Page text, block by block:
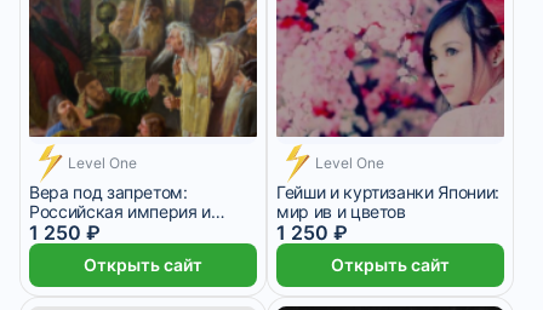
Level One
Вера под запретом:
Российская империя и
культы
1 250 ₽
Открыть сайт
Level One
Гейши и куртизанки Японии:
мир ив и цветов
1 250 ₽
Открыть сайт